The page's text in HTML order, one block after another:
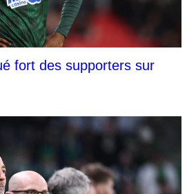
fort des supporters sur